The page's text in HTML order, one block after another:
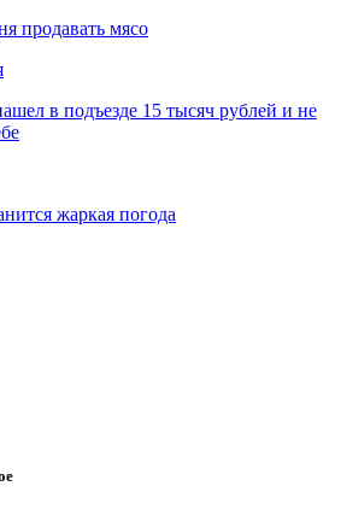
продавать мясо
в подъезде 15 тысяч рублей и не
жаркая погода